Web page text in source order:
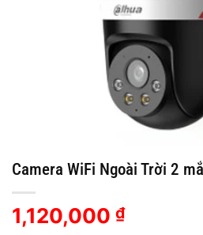
Camera WiFi Ngoài Trời 2
1,120,000 ₫